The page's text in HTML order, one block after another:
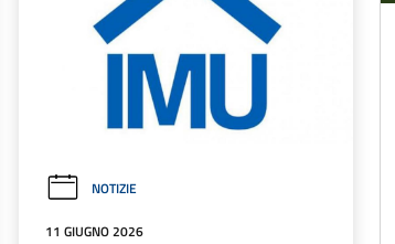
NOTIZIE
11 GIUGNO 2026